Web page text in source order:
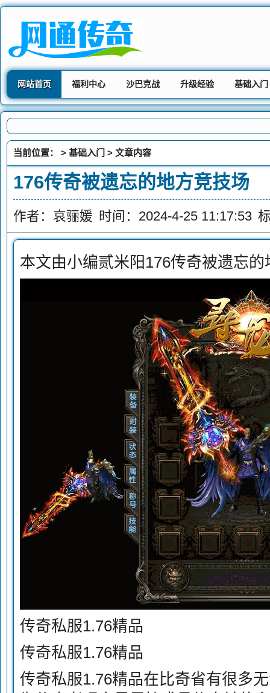
网站首页 福利中心 沙巴克战 升级经验 基础入门
当前位置： > 基础入门 > 文章内容
176传奇被遗忘的地方竞技场
作者：哀骊媛 时间：2024-4-25 11:17:53
本文由小编贰米阳176传奇被遗忘的
传奇私服1.76精品
传奇私服1.76精品
传奇私服1.76精品在比奇省有很多